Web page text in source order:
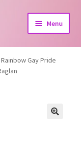
Menu
Gay Pride